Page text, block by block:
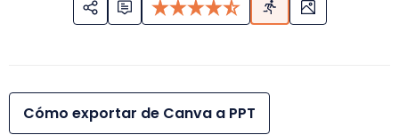
Cómo exportar de Canva a PPT